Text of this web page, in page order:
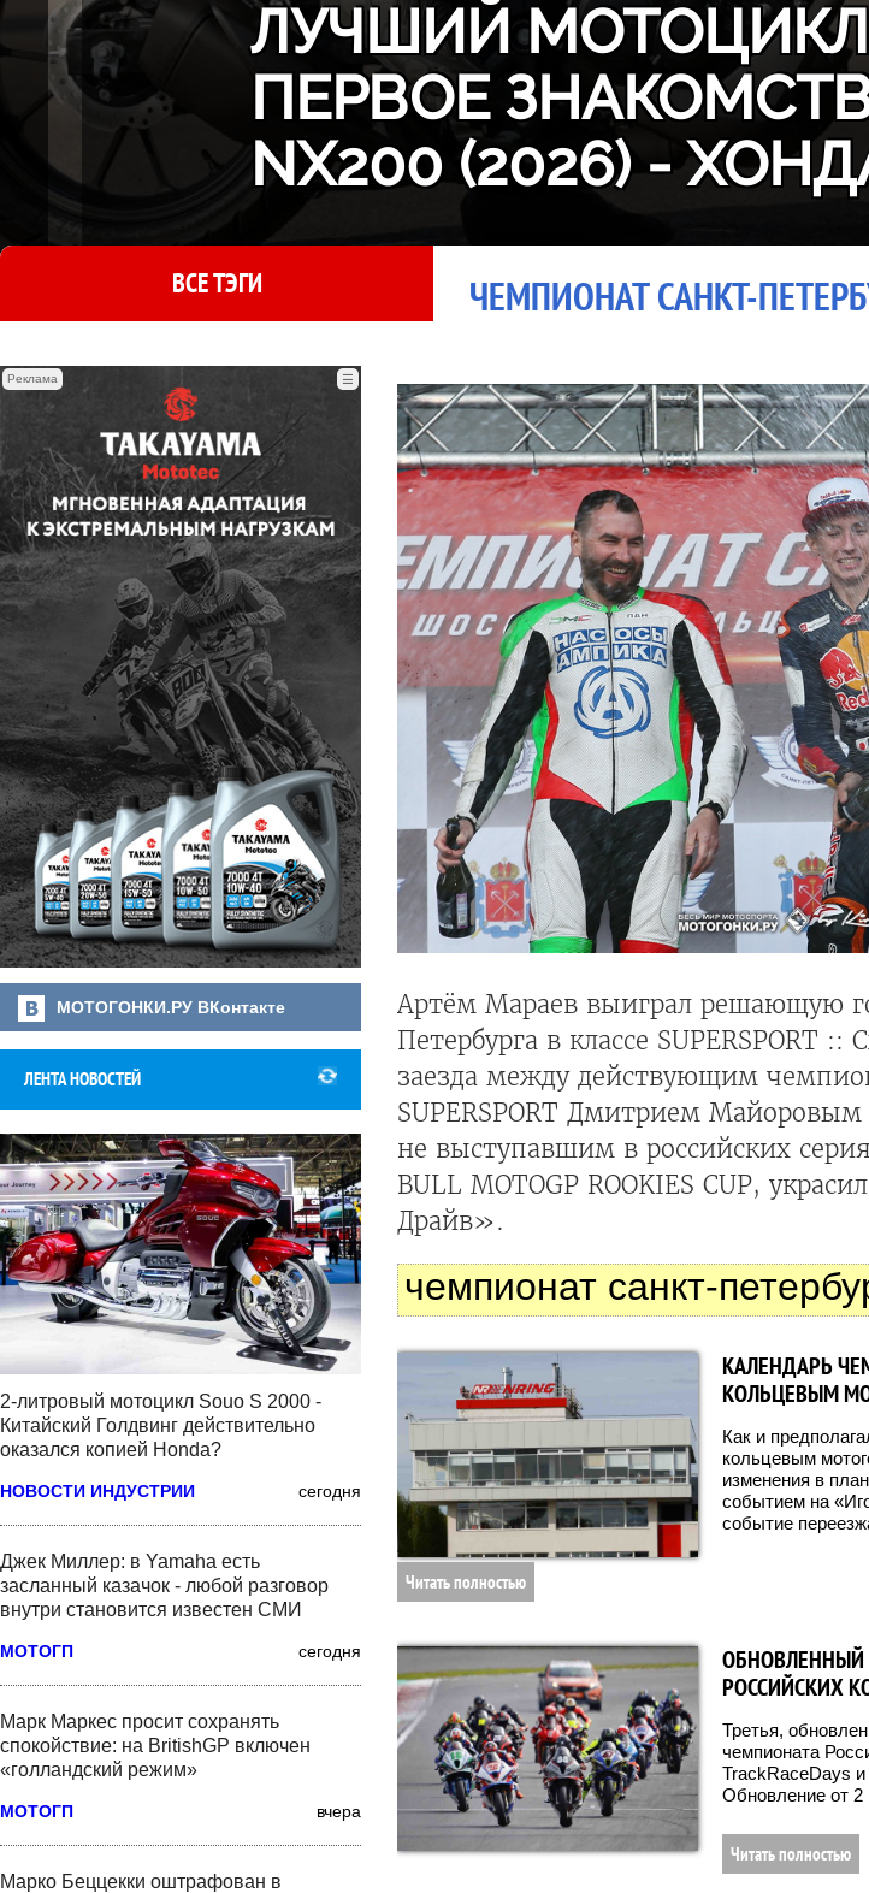
ЛУЧШИЙ
ПЕРВОЕ
NX200 (2026) -
ВСЕ ТЭГИ ЧЕМПИОНАТ САНКТ-
Реклама ☰
МОТОГОНКИ.РУ ВКонтакте
ЛЕНТА НОВОСТЕЙ
2-литровый мотоцикл Souo S 2000 -
Китайский Голдвинг действительно
оказался копией Honda?
НОВОСТИ ИНДУСТРИИ сегодня
Джек Миллер: в Yamaha есть
засланный казачок - любой разговор
внутри становится известен СМИ
МОТОГП сегодня
Марк Маркес просит сохранять
спокойствие: на BritishGP включен
«голландский режим»
МОТОГП вчера
Марко Беццекки оштрафован в
Артём Мараев выиграл решающую
Петербурга в классе SUPERSPORT
заезда между действующим
SUPERSPORT Дмитрием
не выступавшим в российских
BULL MOTOGP ROOKIES CUP,
Драйв».
чемпионат санкт-
КАЛЕНДАРЬ
КОЛЬЦЕВЫМ
Как и
кольцевым
изменения в
событием на
событие
Читать полностью
ОБНОВЛЕННЫЙ
РОССИЙСКИХ
Третья,
чемпионата
TrackRaceDays и
Обновление от 2
Читать полностью